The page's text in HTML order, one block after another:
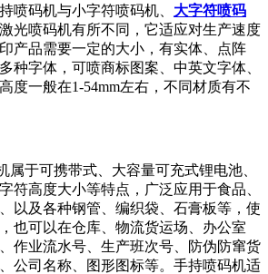
喷码机与小字符喷码机、 大字符喷码
光喷码机有所不同，它适应对生产速度
产品需要一定的大小，有实体、点阵
种字体，可喷商标图案、中英文字体、
度一般在1-54mm左右，不同材质有不
于可携带式、大容量可充式锂电池、
符高度大小等特点，广泛应用于食品、
以及各种钢管、编织袋、石膏板等，使
也可以在仓库、物流货运场、办公室
作业流水号、生产班次号、防伪防窜货
公司名称、图形图标等。手持喷码机适